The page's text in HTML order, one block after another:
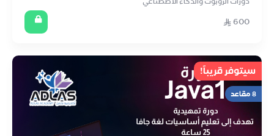
600
سيتوفر قريباً!
8 مقاعد